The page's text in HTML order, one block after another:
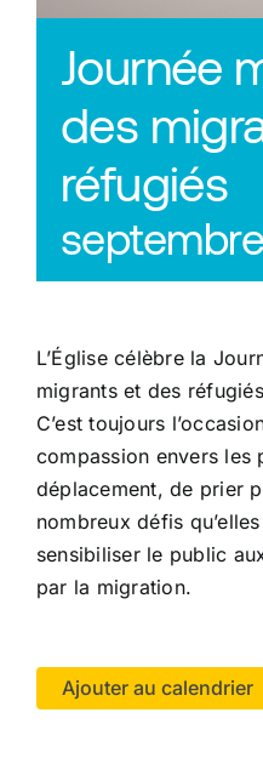
Journée
des
réfugiés
L’Église célèbre la
migrants et des
C’est toujours
compassion envers les
déplacement, de prier
nombreux défis
sensibiliser le public
par la migration.
Ajouter au calendrier